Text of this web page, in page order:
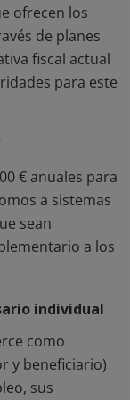
ofrecen los
de planes
fiscal actual
para este
€ anuales para
a sistemas
sean
a los
individual
como
y beneficiario)
sus